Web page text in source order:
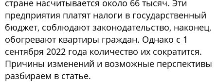
стране насчитывается около 66 тысяч. Эти
предприятия платят налоги в государственный
бюджет, соблюдают законодательство, наконец,
обогревают квартиры граждан. Однако с 1
сентября 2022 года количество их сократится.
Причины изменений и возможные перспективы
разбираем в статье.